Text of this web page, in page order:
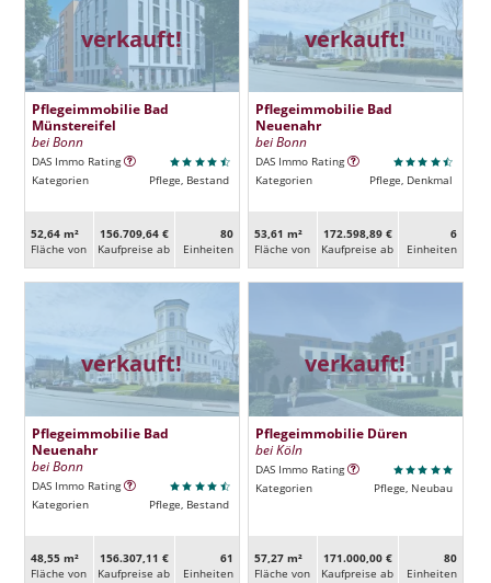
verkauft!
Pflegeimmobilie Bad
Münstereifel
bei Bonn
DAS Immo Rating
Kategorien
Pflege, Bestand
52,64 m²
Fläche von
156.709,64 €
Kaufpreise ab
80
Ein­heiten
verkauft!
Pflegeimmobilie Bad
Neuenahr
bei Bonn
DAS Immo Rating
Kategorien
Pflege, Denkmal
53,61 m²
Fläche von
172.598,89 €
Kaufpreise ab
6
Ein­heiten
verkauft!
Pflegeimmobilie Bad
Neuenahr
bei Bonn
DAS Immo Rating
Kategorien
Pflege, Bestand
48,55 m²
Fläche von
156.307,11 €
Kaufpreise ab
61
Ein­heiten
verkauft!
Pflegeimmobilie Düren
bei Köln
DAS Immo Rating
Kategorien
Pflege, Neubau
57,27 m²
Fläche von
171.000,00 €
Kaufpreise ab
80
Ein­heiten